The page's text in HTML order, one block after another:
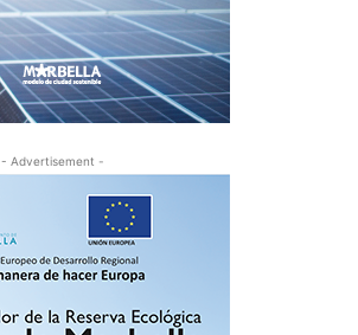
- Advertisement -